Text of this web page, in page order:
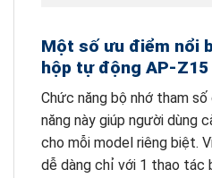
Một số ưu điểm nổi
hộp tự động AP-Z15
Chức năng bộ nhớ tham
năng này giúp người dùng
cho mỗi model riêng biệt.
dễ dàng chỉ với 1 thao tác